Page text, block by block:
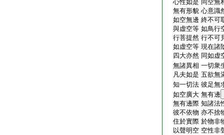
心性如是 同空無
無有形貌 心意識
如空無邊 終不可
與虚空等 如鳥行
行菩提然 行不可
如虚空等 現在諸
四大亦然 同如虚
無諸異相 一切衆
凡夫如是 五欲無
知一切法 彼足無
如空廣大 無有邊
無有邊際 知諸法
彼不依物 亦不捨
住於實際 於物非
以聲明空 空性非